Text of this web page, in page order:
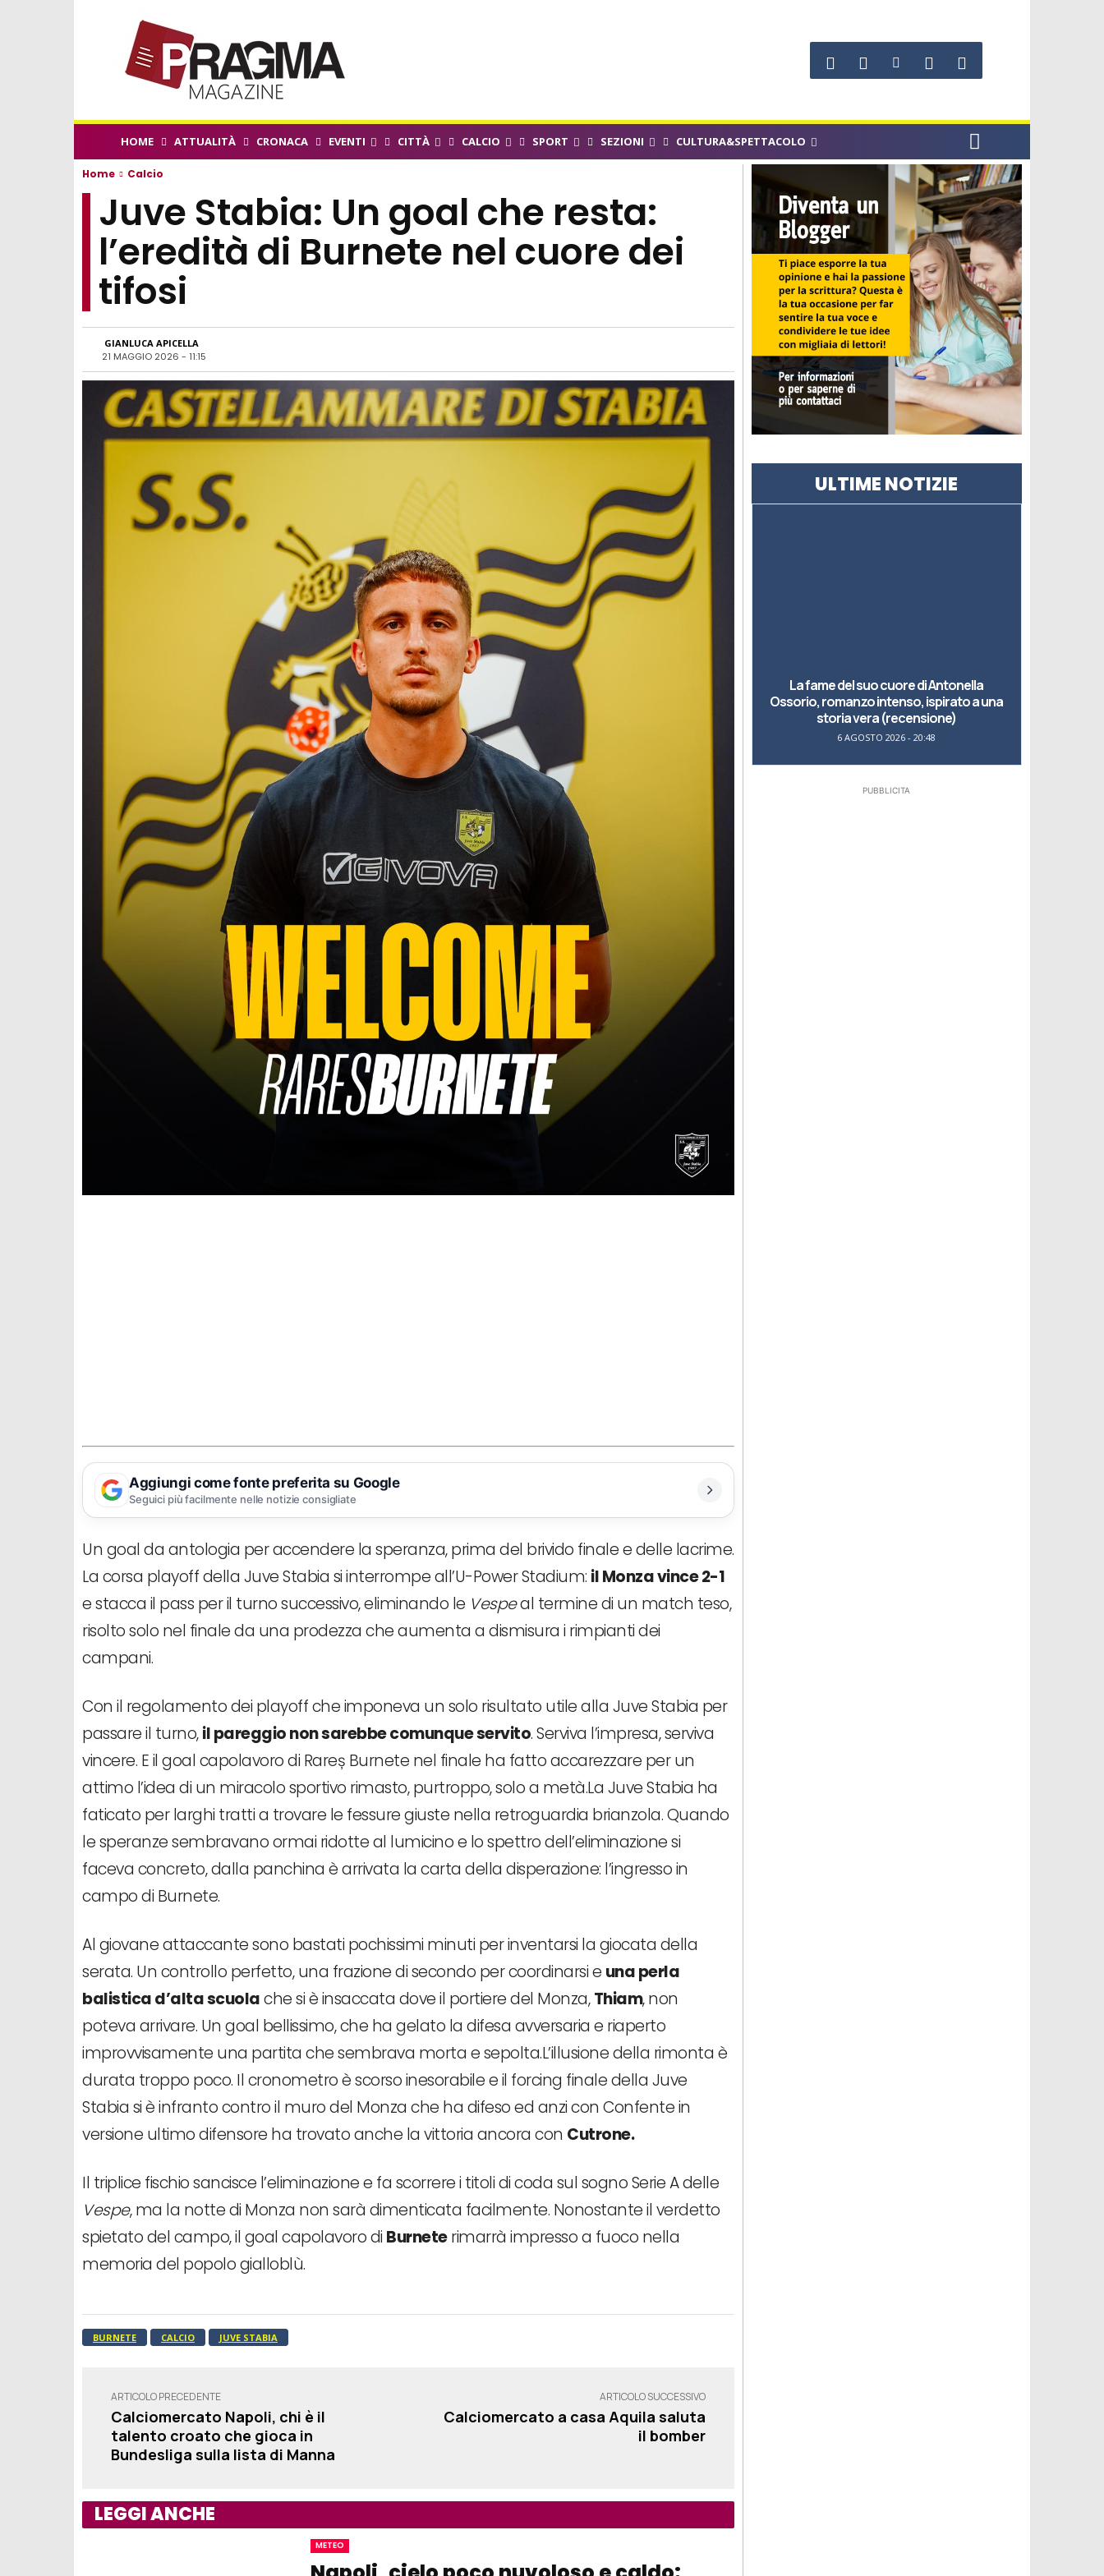
HOME ATTUALITÀ CRONACA EVENTI CITTÀ CALCIO SPORT SEZIONI CULTURA&SPETTACOLO
Home Calcio
Juve Stabia: Un goal che resta:
l’eredità di Burnete nel cuore dei
tifosi
GIANLUCA APICELLA
21 MAGGIO 2026 - 11:15
Aggiungi come fonte preferita su Google
Seguici più facilmente nelle notizie consigliate
Un goal da antologia per accendere la speranza, prima del brivido finale e delle lacrime.
La corsa playoff della Juve Stabia si interrompe all’U-Power Stadium: il Monza vince 2-1
e stacca il pass per il turno successivo, eliminando le Vespeal termine di un match teso,
risolto solo nel finale da una prodezza che aumenta a dismisura i rimpianti dei
campani.
Con il regolamento dei playoff che imponeva un solo risultato utile alla Juve Stabia per
passare il turno,il pareggio non sarebbe comunque servito. Serviva l’impresa, serviva
vincere. E il goal capolavoro di Rareș Burnete nel finale ha fatto accarezzare per un
attimo l’idea di un miracolo sportivo rimasto, purtroppo, solo a metà.La Juve Stabia ha
faticato per larghi tratti a trovare le fessure giuste nella retroguardia brianzola. Quando
le speranze sembravano ormai ridotte al lumicino e lo spettro dell’eliminazione si
faceva concreto, dalla panchina è arrivata la carta della disperazione: l’ingresso in
campo di Burnete.
Al giovane attaccante sono bastati pochissimi minuti per inventarsi la giocata della
serata. Un controllo perfetto, una frazione di secondo per coordinarsi e una perla
balistica d’alta scuolache si è insaccata dove il portiere del Monza,Thiam, non
poteva arrivare. Un goal bellissimo, che ha gelato la difesa avversaria e riaperto
improvvisamente una partita che sembrava morta e sepolta.L’illusione della rimonta è
durata troppo poco. Il cronometro è scorso inesorabile e il forcing finale della Juve
Stabia si è infranto contro il muro del Monza che ha difeso ed anzi con Confente in
versione ultimo difensore ha trovato anche la vittoria ancora con Cutrone.
Il triplice fischio sancisce l’eliminazione e fa scorrere i titoli di coda sul sogno Serie A delle
Vespe, ma la notte di Monza non sarà dimenticata facilmente. Nonostante il verdetto
spietato del campo, il goal capolavoro di Burneterimarrà impresso a fuoco nella
memoria del popolo gialloblù.
BURNETE CALCIO JUVE STABIA
ARTICOLO PRECEDENTE
Calciomercato Napoli, chi è il
talento croato che gioca in
Bundesliga sulla lista di Manna
ARTICOLO SUCCESSIVO
Calciomercato a casa Aquila saluta
il bomber
LEGGI ANCHE
METEO
ULTIME NOTIZIE
La fame del suo cuore di Antonella
Ossorio, romanzo intenso, ispirato a una
storia vera (recensione)
6 AGOSTO 2026 - 20:48
PUBBLICITA